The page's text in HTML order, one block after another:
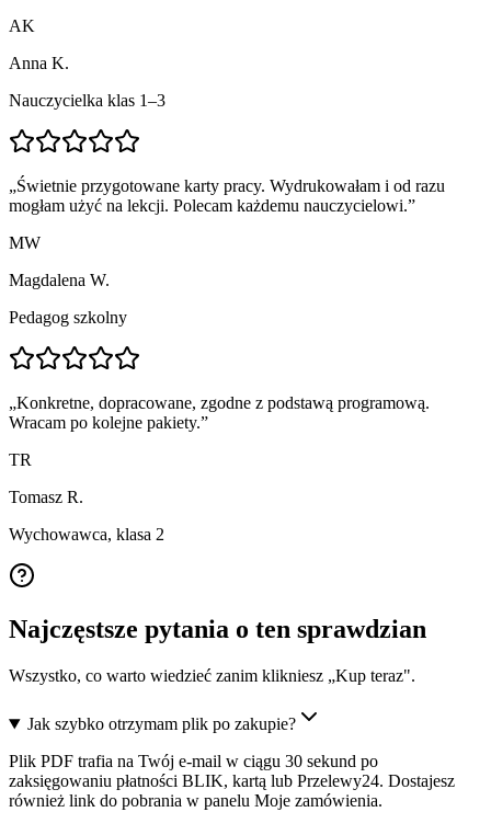
AK
Anna K.
Nauczycielka klas 1–3
„Świetnie przygotowane karty pracy. Wydrukowałam i od razu
mogłam użyć na lekcji. Polecam każdemu nauczycielowi.”
MW
Magdalena W.
Pedagog szkolny
„Konkretne, dopracowane, zgodne z podstawą programową.
Wracam po kolejne pakiety.”
TR
Tomasz R.
Wychowawca, klasa 2
Najczęstsze pytania o ten sprawdzian
Wszystko, co warto wiedzieć zanim klikniesz „Kup teraz".
Jak szybko otrzymam plik po zakupie?
Plik PDF trafia na Twój e-mail w ciągu 30 sekund po
zaksięgowaniu płatności BLIK, kartą lub Przelewy24. Dostajesz
również link do pobrania w panelu Moje zamówienia.